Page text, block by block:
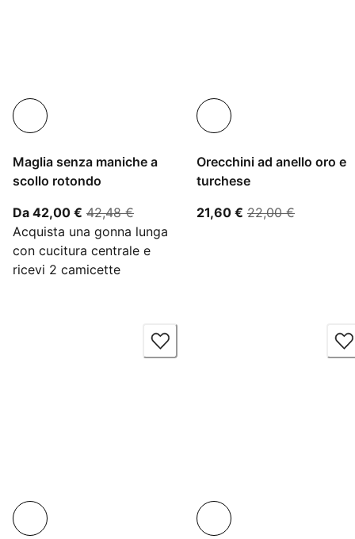
Maglia senza maniche a
scollo rotondo
Da 42,00 € A partire dal prezzo attuale 42,00 €
42,48 €prezzo originale 42,48 €
Acquista una gonna lunga
con cucitura centrale e
ricevi 2 camicette
Orecchini ad anello oro e
turchese
21,60 € prezzo attuale
22,00 €prezzo